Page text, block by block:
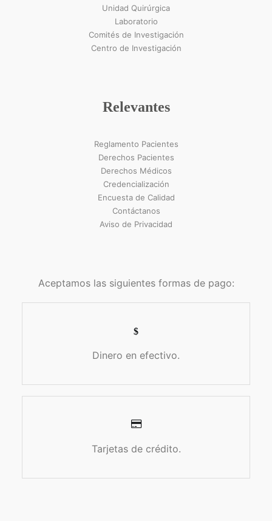
Unidad Quirúrgica
Laboratorio
Comités de Investigación
Centro de Investigación
Relevantes
Reglamento Pacientes
Derechos Pacientes
Derechos Médicos
Credencialización
Encuesta de Calidad
Contáctanos
Aviso de Privacidad
Aceptamos las siguientes formas de pago:
Dinero en efectivo.
Tarjetas de crédito.